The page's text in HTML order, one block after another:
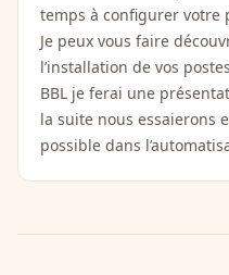
temps à configurer votre
Je peux vous faire
l’installation de vos
BBL je ferai une
la suite nous essaierons
possible dans